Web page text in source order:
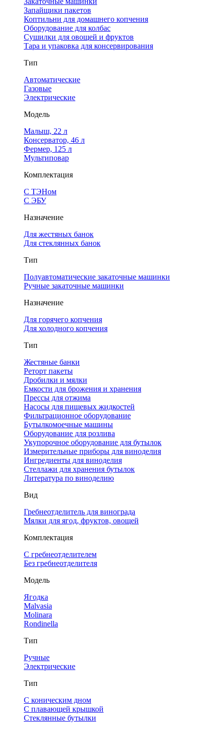
Запайщики пакетов
Коптильни для домашнего копчения
Оборудование для колбас
Сушилки для овощей и фруктов
Тара и упаковка для консервирования
Тип
Автоматические
Газовые
Электрические
Модель
Малыш, 22 л
Консерватор, 46 л
Фермер, 125 л
Мультиповар
Комплектация
С ТЭНом
С ЭБУ
Назначение
Для жестяных банок
Для стеклянных банок
Тип
Полуавтоматические закаточные машинки
Ручные закаточные машинки
Назначение
Для горячего копчения
Для холодного копчения
Тип
Жестяные банки
Реторт пакеты
Дробилки и мялки
Емкости для брожения и хранения
Прессы для отжима
Насосы для пищевых жидкостей
Фильтрационное оборудование
Бутылкомоечные машины
Оборудование для розлива
Укупорочное оборудование для бутылок
Измерительные приборы для виноделия
Ингредиенты для виноделия
Стеллажи для хранения бутылок
Литература по виноделию
Вид
Гребнеотделитель для винограда
Мялки для ягод, фруктов, овощей
Комплектация
С гребнеотделителем
Без гребнеотделителя
Модель
Ягодка
Malvasia
Molinara
Rondinella
Тип
Ручные
Электрические
Тип
С коническим дном
С плавающей крышкой
Стеклянные бутылки